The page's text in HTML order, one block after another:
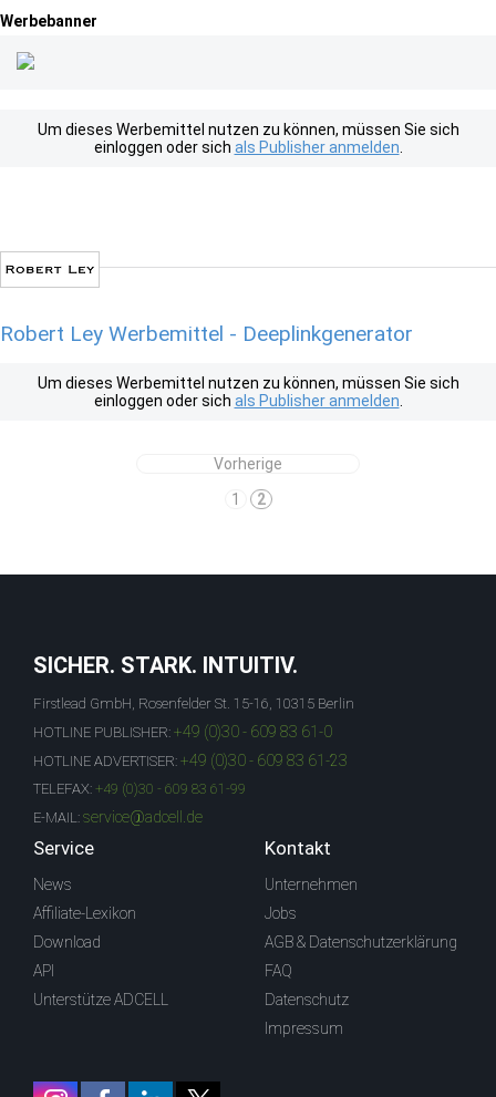
Werbebanner
Um dieses Werbemittel nutzen zu können, müssen Sie sich
einloggen oder sich als Publisher anmelden
Robert Ley Werbemittel - Deeplinkgenerator
Um dieses Werbemittel nutzen zu können, müssen Sie sich
einloggen oder sich als Publisher anmelden
Vorherige
1
2
SICHER. STARK. INTUITIV.
Firstlead GmbH, Rosenfelder St. 15-16, 10315 Berlin
HOTLINE PUBLISHER: +49 (0)30 - 609 83 61-0
HOTLINE ADVERTISER: +49 (0)30 - 609 83 61-23
TELEFAX: +49 (0)30 - 609 83 61-99
E-MAIL: service@adcell.de
Service
News
Affiliate-Lexikon
Download
API
Unterstütze ADCELL
Kontakt
Unternehmen
Jobs
AGB & Datenschutzerklärung
FAQ
Datenschutz
Impressum